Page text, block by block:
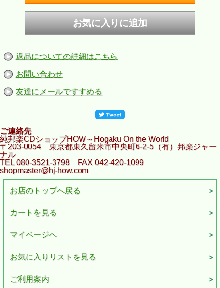
返品についての詳細はこちら
お問い合わせ
友達にメールですすめる
ご連絡先
純邦楽CDショップHOW～Hogaku On the World
〒203-0054 東京都東久留米市中央町6-2-5（有）邦楽ジャー
ナル
TEL 080-3521-3798 FAX 042-420-1099
shopmaster@hj-how.com
お店のトップへ戻る
カートを見る
マイページへ
お気に入りリストを見る
ご利用案内